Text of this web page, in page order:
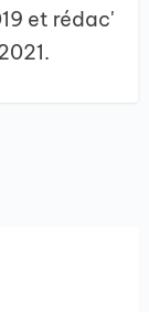
et rédac'